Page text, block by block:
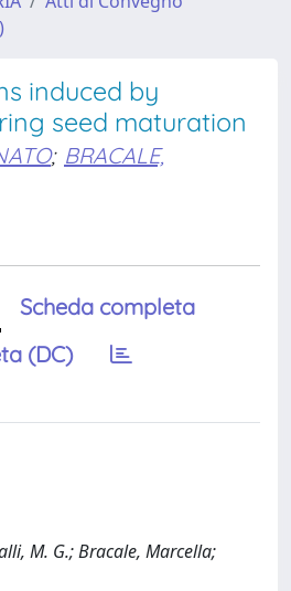
induced by
seed maturation
; BRACALE,
Scheda completa
(DC)
M. G.; Bracale, Marcella;